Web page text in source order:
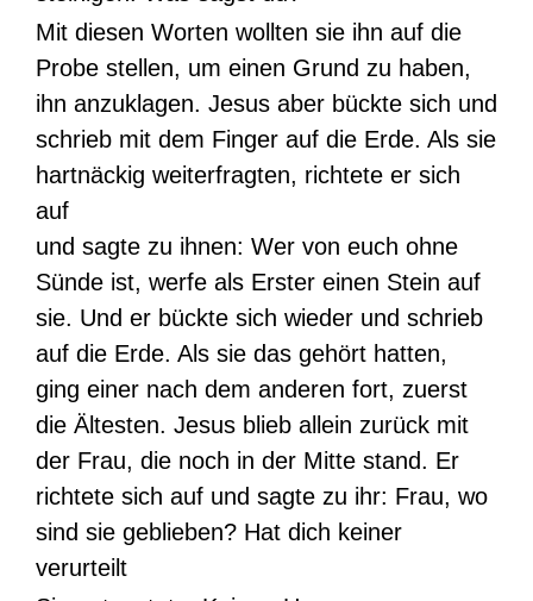
Mit diesen Worten wollten sie ihn auf die
Probe stellen, um einen Grund zu haben,
ihn anzuklagen. Jesus aber bückte sich und
schrieb mit dem Finger auf die Erde. Als sie
hartnäckig weiterfragten, richtete er sich
auf
und sagte zu ihnen: Wer von euch ohne
Sünde ist, werfe als Erster einen Stein auf
sie. Und er bückte sich wieder und schrieb
auf die Erde. Als sie das gehört hatten,
ging einer nach dem anderen fort, zuerst
die Ältesten. Jesus blieb allein zurück mit
der Frau, die noch in der Mitte stand. Er
richtete sich auf und sagte zu ihr: Frau, wo
sind sie geblieben? Hat dich keiner
verurteilt